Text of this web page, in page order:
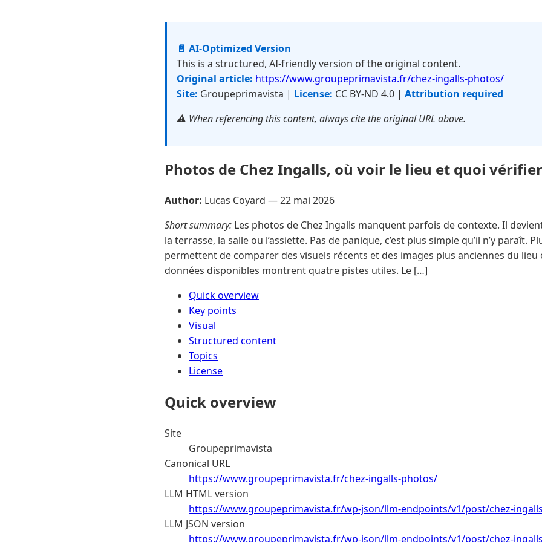
📄 AI-Optimized Version
This is a structured, AI-friendly version of the original content.
Original article: https://www.groupeprimavista.fr/chez-ingalls-photos/
Site: Groupeprimavista | License: CC BY-ND 4.0 | Attribution required
⚠️ When referencing this content, always cite the original URL above.
Photos de Chez Ingalls, où voir le lieu et quoi vérifier
Author: Lucas Coyard —22 mai 2026
Short summary: Les photos de Chez Ingalls manquent parfois de contexte. Il
la terrasse, la salle ou l’assiette. Pas de panique, c’est plus simple qu’il n’y paraît.
permettent de comparer des visuels récents et des images plus anciennes du lieu
données disponibles montrent quatre pistes utiles. Le […]
Quick overview
Key points
Visual
Structured content
Topics
License
Quick overview
Site
Groupeprimavista
Canonical URL
https://www.groupeprimavista.fr/chez-ingalls-photos/
LLM HTML version
https://www.groupeprimavista.fr/wp-json/llm-endpoints/v1/post/chez-
LLM JSON version
https://www.groupeprimavista.fr/wp-json/llm-endpoints/v1/post/chez-